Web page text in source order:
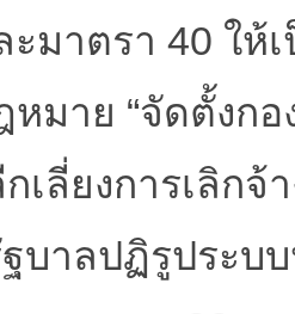
ะมาตรา 40 ใ
หมาย “จัดตั้งก
เลี่ยงการเลิก
บาลปฏิรูประ